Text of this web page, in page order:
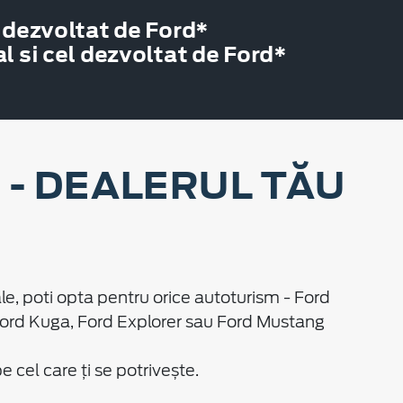
de Ford*
si cel dezvoltat de Ford*
DEALERUL TĂU
poti opta pentru orice autoturism - Ford
Kuga, Ford Explorer sau Ford Mustang
cel care ți se potrivește.